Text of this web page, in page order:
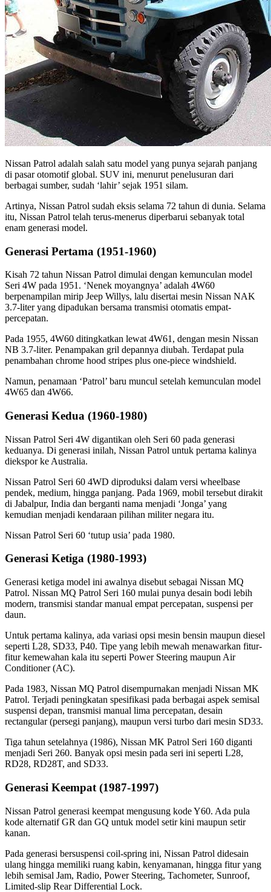
Nissan Patrol adalah salah satu model yang punya sejarah panjang
di pasar otomotif global. SUV ini, menurut penelusuran dari
berbagai sumber, sudah ‘lahir’ sejak 1951 silam.
Artinya, Nissan Patrol sudah eksis selama 72 tahun di dunia. Selama
itu, Nissan Patrol telah terus-menerus diperbarui sebanyak total
enam generasi model.
Generasi Pertama (1951-1960)
Kisah 72 tahun Nissan Patrol dimulai dengan kemunculan model
Seri 4W pada 1951. ‘Nenek moyangnya’ adalah 4W60
berpenampilan mirip Jeep Willys, lalu disertai mesin Nissan NAK
3.7-liter yang dipadukan bersama transmisi otomatis empat-
percepatan.
Pada 1955, 4W60 ditingkatkan lewat 4W61, dengan mesin Nissan
NB 3.7-liter. Penampakan gril depannya diubah. Terdapat pula
penambahan chrome hood stripes plus one-piece windshield.
Namun, penamaan ‘Patrol’ baru muncul setelah kemunculan model
4W65 dan 4W66.
Generasi Kedua (1960-1980)
Nissan Patrol Seri 4W digantikan oleh Seri 60 pada generasi
keduanya. Di generasi inilah, Nissan Patrol untuk pertama kalinya
diekspor ke Australia.
Nissan Patrol Seri 60 4WD diproduksi dalam versi wheelbase
pendek, medium, hingga panjang. Pada 1969, mobil tersebut dirakit
di Jabalpur, India dan berganti nama menjadi ‘Jonga’ yang
kemudian menjadi kendaraan pilihan militer negara itu.
Nissan Patrol Seri 60 ‘tutup usia’ pada 1980.
Generasi Ketiga (1980-1993)
Generasi ketiga model ini awalnya disebut sebagai Nissan MQ
Patrol. Nissan MQ Patrol Seri 160 mulai punya desain bodi lebih
modern, transmisi standar manual empat percepatan, suspensi per
daun.
Untuk pertama kalinya, ada variasi opsi mesin bensin maupun diesel
seperti L28, SD33, P40. Tipe yang lebih mewah menawarkan fitur-
fitur kemewahan kala itu seperti Power Steering maupun Air
Conditioner (AC).
Pada 1983, Nissan MQ Patrol disempurnakan menjadi Nissan MK
Patrol. Terjadi peningkatan spesifikasi pada berbagai aspek semisal
suspensi depan, transmisi manual lima percepatan, desain
rectangular (persegi panjang), maupun versi turbo dari mesin SD33.
Tiga tahun setelahnya (1986), Nissan MK Patrol Seri 160 diganti
menjadi Seri 260. Banyak opsi mesin pada seri ini seperti L28,
RD28, RD28T, and SD33.
Generasi Keempat (1987-1997)
Nissan Patrol generasi keempat mengusung kode Y60. Ada pula
kode alternatif GR dan GQ untuk model setir kini maupun setir
kanan.
Pada generasi bersuspensi coil-spring ini, Nissan Patrol didesain
ulang hingga memiliki ruang kabin, kenyamanan, hingga fitur yang
lebih semisal Jam, Radio, Power Steering, Tachometer, Sunroof,
Limited-slip Rear Differential Lock.